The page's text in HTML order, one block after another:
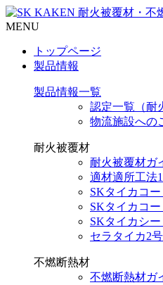
MENU
トップページ
製品情報
製品情報一覧
認定一覧（耐
物流施設への
耐火被覆材
耐火被覆材ガ
適材適所工法
SKタイカコー
SKタイカコー
SKタイカシー
セラタイカ2
不燃断熱材
不燃断熱材ガ